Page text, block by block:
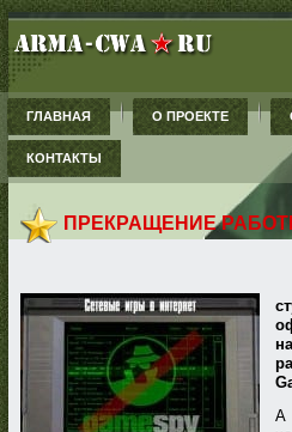
ГЛАВНАЯ О ПРОЕКТЕ
КОНТАКТЫ
ПРЕКРАЩЕНИЕ РАБОТЫ
А